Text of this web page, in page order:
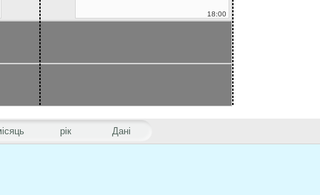
рік Дані
18:00